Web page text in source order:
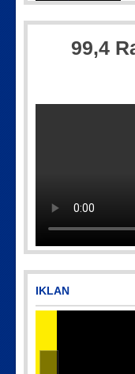
99,4
IKLAN